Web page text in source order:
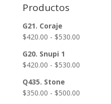
Productos
G21. Coraje
$420.00 - $530.00Rango
desde
hasta
G20. Snupi 1
$420.00 - $530.00Rango
desde
Q435. Stone
$350.00 - $500.00Rango